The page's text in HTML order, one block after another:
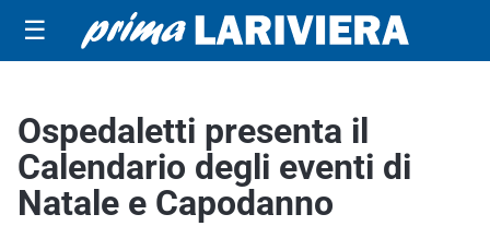
☰
Ospedaletti presenta il
Calendario degli eventi di
Natale e Capodanno